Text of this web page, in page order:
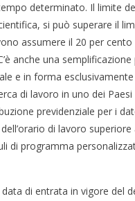
determinato. Il limite
si può superare il
assumere il 20 per
anche una
e in forma
di lavoro in uno dei
previdenziale per i
di lavoro
di programma
di entrata in vigore del